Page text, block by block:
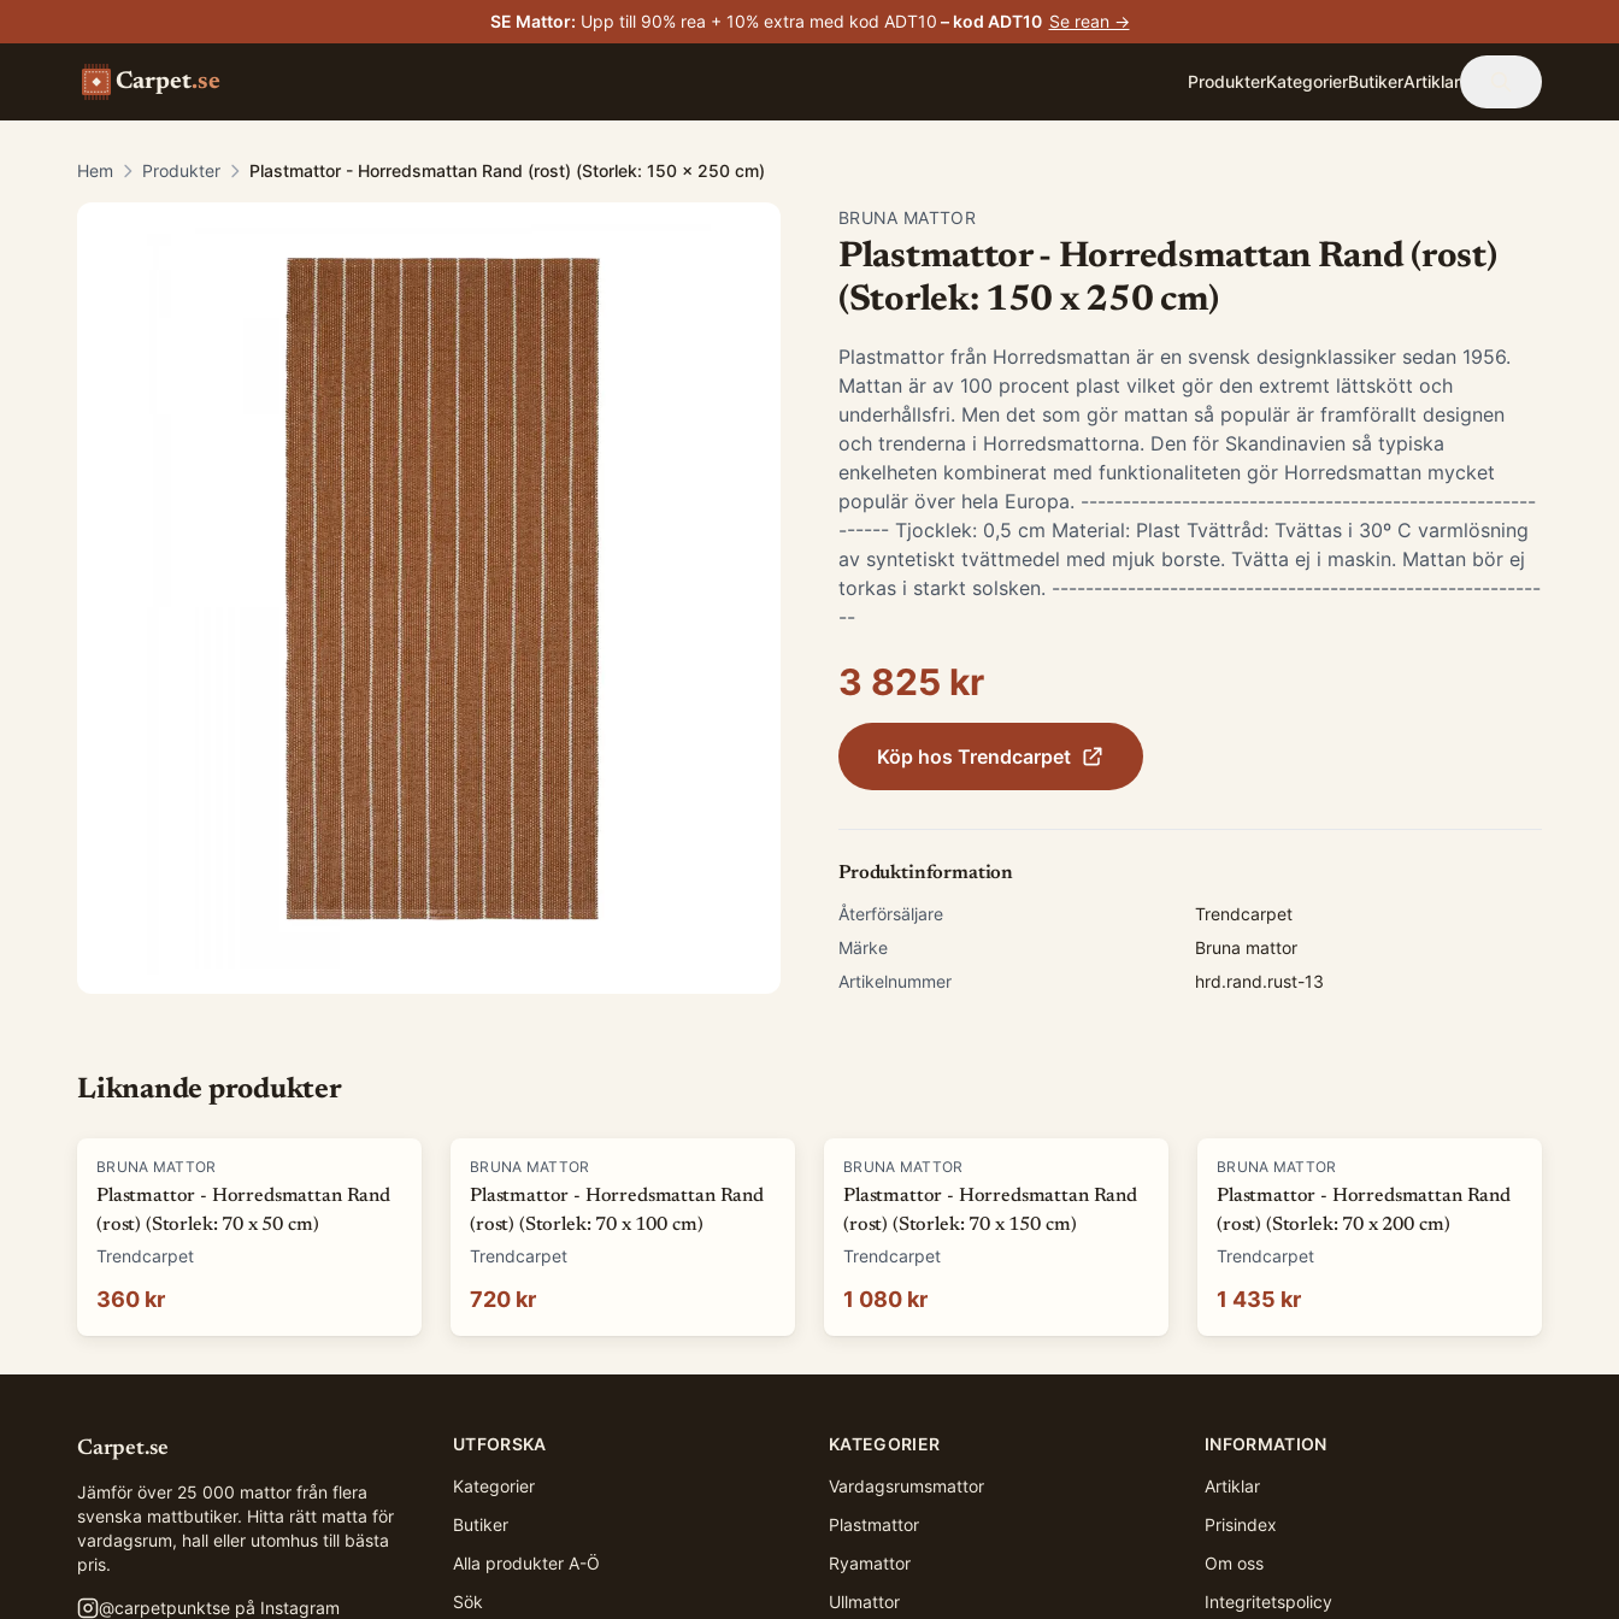
SE Mattor: Upp till 90% rea + 10% extra med kod ADT10 – kod ADT10 Se rean →
Carpet.se ProdukterKategorierButikerArtiklar
Hem Produkter Plastmattor - Horredsmattan Rand (rost) (Storlek: 150 x 250 cm)
BRUNA MATTOR
Plastmattor - Horredsmattan Rand (rost)
(Storlek: 150 x 250 cm)
Plastmattor från Horredsmattan är en svensk designklassiker sedan 1956.
Mattan är av 100 procent plast vilket gör den extremt lättskött och
underhållsfri. Men det som gör mattan så populär är framförallt designen
och trenderna i Horredsmattorna. Den för Skandinavien så typiska
enkelheten kombinerat med funktionaliteten gör Horredsmattan mycket
populär över hela Europa. ------------------------------------------------------
------ Tjocklek: 0,5 cm Material: Plast Tvättråd: Tvättas i 30º C varmlösning
av syntetiskt tvättmedel med mjuk borste. Tvätta ej i maskin. Mattan bör ej
torkas i starkt solsken. ----------------------------------------------------------
--
3 825 kr
Köp hos Trendcarpet
Produktinformation
Återförsäljare
Trendcarpet
Märke
Bruna mattor
Artikelnummer
hrd.rand.rust-13
Liknande produkter
BRUNA MATTOR
Plastmattor - Horredsmattan Rand
(rost) (Storlek: 70 x 50 cm)
Trendcarpet
360 kr
BRUNA MATTOR
Plastmattor - Horredsmattan Rand
(rost) (Storlek: 70 x 100 cm)
Trendcarpet
720 kr
BRUNA MATTOR
Plastmattor - Horredsmattan Rand
(rost) (Storlek: 70 x 150 cm)
Trendcarpet
1 080 kr
BRUNA MATTOR
Plastmattor - Horredsmattan Rand
(rost) (Storlek: 70 x 200 cm)
Trendcarpet
1 435 kr
Carpet.se
Jämför över 25 000 mattor från flera
svenska mattbutiker. Hitta rätt matta för
vardagsrum, hall eller utomhus till bästa
pris.
@carpetpunktse på Instagram
UTFORSKA
Kategorier
Butiker
Alla produkter A-Ö
Sök
KATEGORIER
Vardagsrumsmattor
Plastmattor
Ryamattor
Ullmattor
INFORMATION
Artiklar
Prisindex
Om oss
Integritetspolicy